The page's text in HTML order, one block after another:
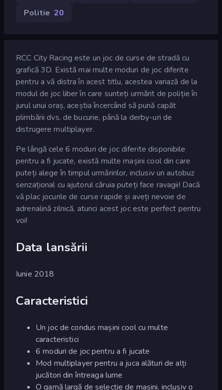
Politie 20
RCC City Racing este un joc de curse de stradă cu
grafică 3D. Există mai multe moduri de joc diferite
pentru a vă distra în acest titlu, acestea variază de la
modul de joc liber în care sunteți urmărit de poliție în
jurul unui oraș, aceștia încercând să pună capăt
plimbării dvs. de bucurie, până la derby-uri de
distrugere multiplayer.
Pe lângă cele 6 moduri de joc diferite disponibile
pentru a fi jucate, există multe mașini cool din care
puteți alege în timpul urmăririlor, inclusiv un autobuz
senzațional cu ajutorul căruia puteți face ravagii! Dacă
vă plac jocurile de curse rapide și aveți nevoie de
adrenalină zilnică, atunci acest joc este perfect pentru
voi!
Data lansării
Iunie 2018
Caracteristici
Un joc de condus mașini cool cu multe
caracteristici
6 moduri de joc pentru a fi jucate
Mod multiplayer pentru a juca alături de alți
jucători din întreaga lume
O gamă largă de selecție de mașini, inclusiv o